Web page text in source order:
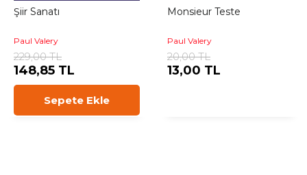
Şiir Sanatı
Paul Valery
229,00 TL
148,85 TL
Sepete Ekle
Monsieur Teste
Paul Valery
20,00 TL
13,00 TL